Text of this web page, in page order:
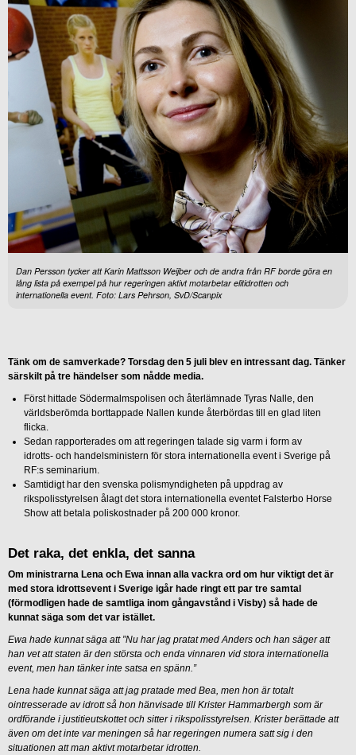
Dan Persson tycker att Karin Mattsson Weijber och de andra från RF borde göra en
lång lista på exempel på hur regeringen aktivt motarbetar elitidrotten och
internationella event. Foto: Lars Pehrson, SvD/Scanpix
Tänk om de samverkade? Torsdag den 5 juli blev en intressant dag. Tänker
särskilt på tre händelser som nådde media.
Först hittade Södermalmspolisen och återlämnade Tyras Nalle, den
världsberömda borttappade Nallen kunde återbördas till en glad liten
flicka.
Sedan rapporterades om att regeringen talade sig varm i form av
idrotts- och handelsministern för stora internationella event i Sverige på
RF:s seminarium.
Samtidigt har den svenska polismyndigheten på uppdrag av
rikspolisstyrelsen ålagt det stora internationella eventet Falsterbo Horse
Show att betala poliskostnader på 200 000 kronor.
Det raka, det enkla, det sanna
Om ministrarna Lena och Ewa innan alla vackra ord om hur viktigt det är
med stora idrottsevent i Sverige igår hade ringt ett par tre samtal
(förmodligen hade de samtliga inom gångavstånd i Visby) så hade de
kunnat säga som det var istället.
Ewa hade kunnat säga att ”Nu har jag pratat med Anders och han säger att
han vet att staten är den största och enda vinnaren vid stora internationella
event, men han tänker inte satsa en spänn.”
Lena hade kunnat säga att jag pratade med Bea, men hon är totalt
ointresserade av idrott så hon hänvisade till Krister Hammarbergh som är
ordförande i justitieutskottet och sitter i rikspolisstyrelsen. Krister berättade att
även om det inte var meningen så har regeringen numera satt sig i den
situationen att man aktivt motarbetar idrotten.